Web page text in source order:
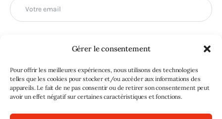
Gérer le consentement
Pour offrir les meilleures expériences, nous utilisons des technologies
telles que les cookies pour stocker et/ou accéder aux informations des
appareils. Le fait de ne pas consentir ou de retirer son consentement peut
avoir un effet négatif sur certaines caractéristiques et fonctions.
M'INSCRIRE